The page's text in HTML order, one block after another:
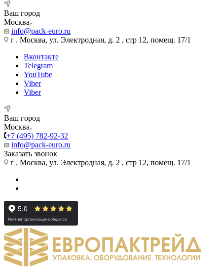
Ваш город
Москва
info@pack-euro.ru
г . Москва, ул. Электродная, д. 2 , стр 12, помещ. 17/1
Вконтакте
Telegram
YouTube
Viber
Viber
Ваш город
Москва
+7 (495) 782-92-32
info@pack-euro.ru
Заказать звонок
г . Москва, ул. Электродная, д. 2 , стр 12, помещ. 17/1